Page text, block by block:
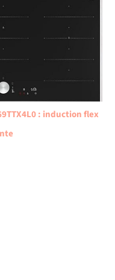
: induction flex